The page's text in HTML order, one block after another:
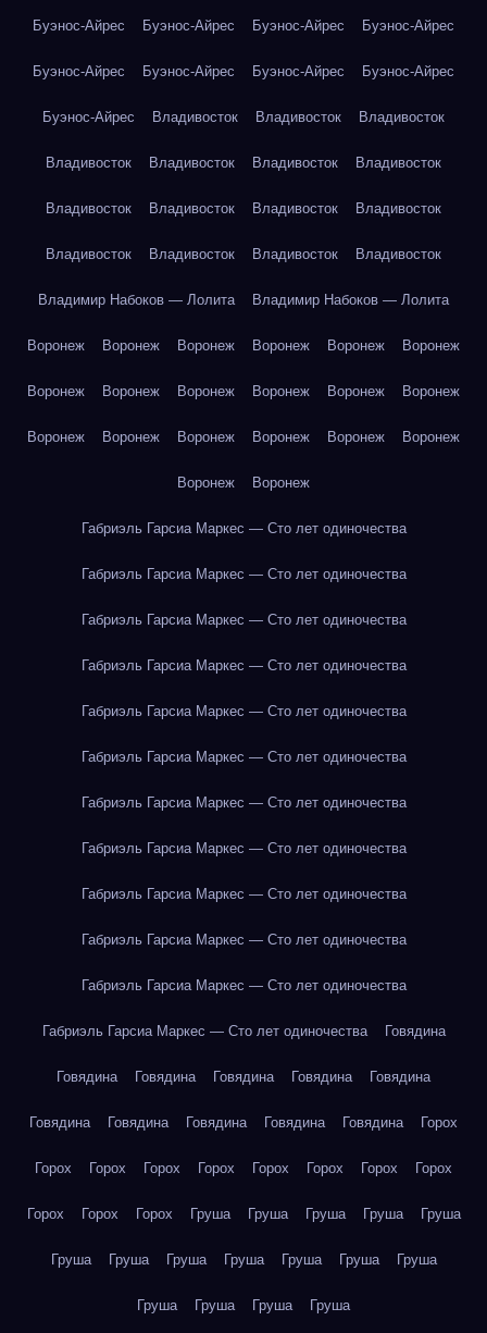
Буэнос-Айрес Буэнос-Айрес Буэнос-Айрес Буэнос-Айрес
Буэнос-Айрес Буэнос-Айрес Буэнос-Айрес Буэнос-Айрес
Буэнос-Айрес Владивосток Владивосток Владивосток
Владивосток Владивосток Владивосток Владивосток
Владивосток Владивосток Владивосток Владивосток
Владивосток Владивосток Владивосток Владивосток
Владимир Набоков — Лолита Владимир Набоков — Лолита
Воронеж Воронеж Воронеж Воронеж Воронеж Воронеж
Воронеж Воронеж Воронеж Воронеж Воронеж Воронеж
Воронеж Воронеж Воронеж Воронеж Воронеж Воронеж
Воронеж Воронеж
Габриэль Гарсиа Маркес — Сто лет одиночества
Габриэль Гарсиа Маркес — Сто лет одиночества
Габриэль Гарсиа Маркес — Сто лет одиночества
Габриэль Гарсиа Маркес — Сто лет одиночества
Габриэль Гарсиа Маркес — Сто лет одиночества
Габриэль Гарсиа Маркес — Сто лет одиночества
Габриэль Гарсиа Маркес — Сто лет одиночества
Габриэль Гарсиа Маркес — Сто лет одиночества
Габриэль Гарсиа Маркес — Сто лет одиночества
Габриэль Гарсиа Маркес — Сто лет одиночества
Габриэль Гарсиа Маркес — Сто лет одиночества
Габриэль Гарсиа Маркес — Сто лет одиночества Говядина
Говядина Говядина Говядина Говядина Говядина
Говядина Говядина Говядина Говядина Говядина Горох
Горох Горох Горох Горох Горох Горох Горох Горох
Горох Горох Горох Груша Груша Груша Груша Груша
Груша Груша Груша Груша Груша Груша Груша
Груша Груша Груша Груша